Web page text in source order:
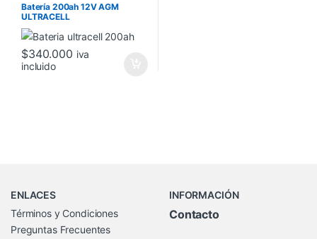
Batería 200ah 12V AGM
ULTRACELL
$340.000 iva
incluido
ENLACES
Términos y Condiciones
Preguntas Frecuentes
INFORMACIÓN
Contacto